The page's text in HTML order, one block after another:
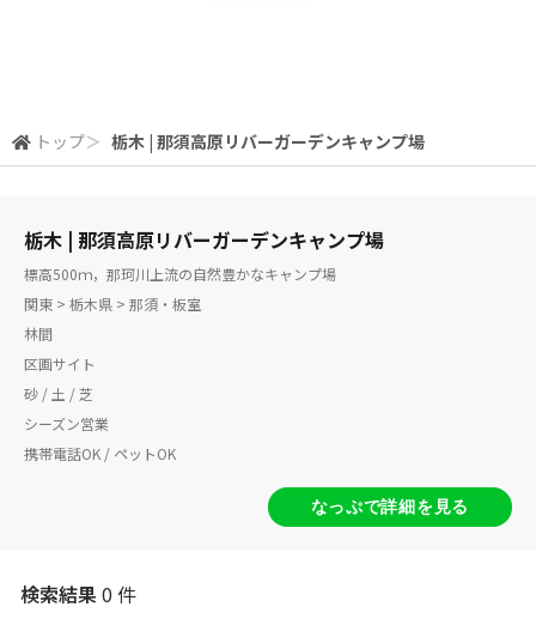
トップ＞ 栃木 | 那須高原リバーガーデンキャンプ場
栃木 | 那須高原リバーガーデンキャンプ場
標高500ｍ，那珂川上流の自然豊かなキャンプ場
関東 > 栃木県 > 那須・板室
林間
区画サイト
砂 / 土 / 芝
シーズン営業
携帯電話OK / ペットOK
なっぷで詳細を見る
検索結果0 件